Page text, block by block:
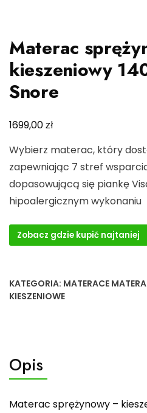
Materac
kieszeniowy
Snore
1699,00zł
Wybierz materac, który
zapewniając 7 stref
dopasowującą się piankę
hipoalergicznym wykonaniu
Zobacz gdzie kupić najtaniej
KATEGORIA: MATERACE
KIESZENIOWE
Opis
Materac sprężynowy –